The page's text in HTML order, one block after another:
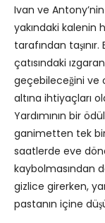
Ivan ve
yakındaki kalenin
tarafından
çatısındaki
geçebileceğini ve
altına ihtiyaçları
Yardımının bir
ganimetten tek
saatlerde eve
kaybolmasından
gizlice girerken,
pastanın içine